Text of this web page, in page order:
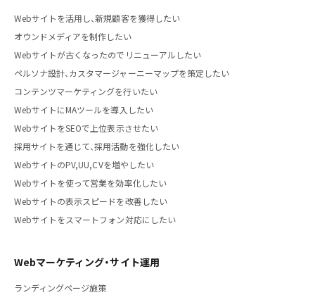
Webサイトを活用し、新規顧客を獲得したい
オウンドメディアを制作したい
Webサイトが古くなったのでリニューアルしたい
ペルソナ設計、カスタマージャーニーマップを策定したい
コンテンツマーケティングを行いたい
WebサイトにMAツールを導入したい
WebサイトをSEOで上位表示させたい
採用サイトを通じて、採用活動を強化したい
WebサイトのPV,UU,CVを増やしたい
Webサイトを使って営業を効率化したい
Webサイトの表示スピードを改善したい
Webサイトをスマートフォン対応にしたい
Webマーケティング・サイト運用
ランディングページ施策